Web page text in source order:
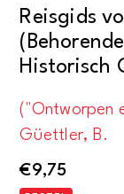
Reisgids
Historisch
("Ontworpen
Güettler, B.
€9,75